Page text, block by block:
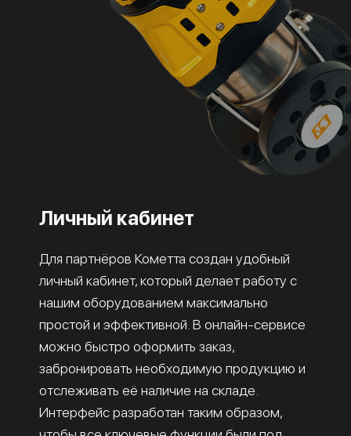
Личный кабинет
Для партнёров Кометта создан удобный
личный кабинет, который делает работу с
нашим оборудованием максимально
простой и эффективной. В онлайн-сервисе
можно быстро оформить заказ,
забронировать необходимую продукцию и
отслеживать её наличие на складе.
Интерфейс разработан таким образом,